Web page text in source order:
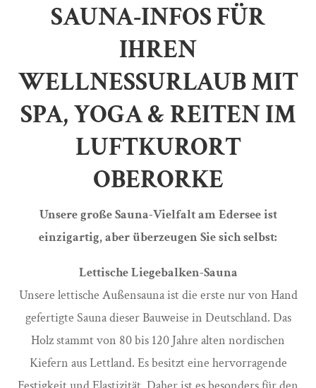
SAUNA-INFOS FÜR
IHREN
WELLNESSURLAUB MIT
SPA, YOGA & REITEN IM
LUFTKURORT
OBERORKE
Unsere große Sauna-Vielfalt am Edersee ist
einzigartig, aber überzeugen Sie sich selbst:
Lettische Liegebalken-Sauna
Unsere lettische Außensauna ist die erste nur von Hand
gefertigte Sauna dieser Bauweise in Deutschland. Das
Holz stammt von 80 bis 120 Jahre alten nordischen
Kiefern aus Lettland. Es besitzt eine hervorragende